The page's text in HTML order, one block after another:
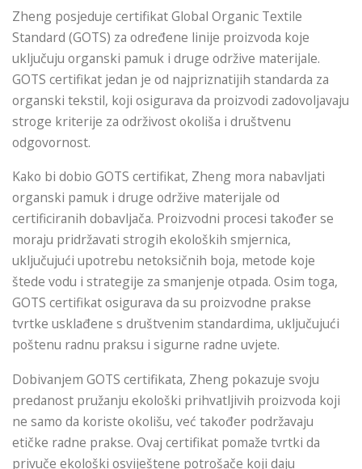
Zheng posjeduje certifikat Global Organic Textile
Standard (GOTS) za određene linije proizvoda koje
uključuju organski pamuk i druge održive materijale.
GOTS certifikat jedan je od najpriznatijih standarda za
organski tekstil, koji osigurava da proizvodi zadovoljavaju
stroge kriterije za održivost okoliša i društvenu
odgovornost.
Kako bi dobio GOTS certifikat, Zheng mora nabavljati
organski pamuk i druge održive materijale od
certificiranih dobavljača. Proizvodni procesi također se
moraju pridržavati strogih ekoloških smjernica,
uključujući upotrebu netoksičnih boja, metode koje
štede vodu i strategije za smanjenje otpada. Osim toga,
GOTS certifikat osigurava da su proizvodne prakse
tvrtke usklađene s društvenim standardima, uključujući
poštenu radnu praksu i sigurne radne uvjete.
Dobivanjem GOTS certifikata, Zheng pokazuje svoju
predanost pružanju ekološki prihvatljivih proizvoda koji
ne samo da koriste okolišu, već također podržavaju
etičke radne prakse. Ovaj certifikat pomaže tvrtki da
privuče ekološki osviještene potrošače koji daju